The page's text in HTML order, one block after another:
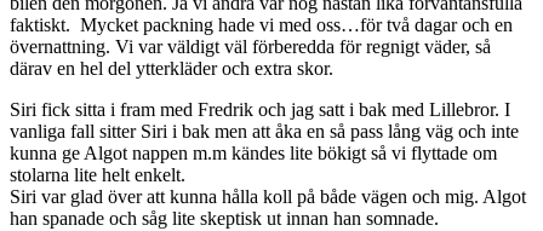
faktiskt. Mycket packning hade vi med oss…för två dagar och en
övernattning. Vi var väldigt väl förberedda för regnigt väder, så
därav en hel del ytterkläder och extra skor.
Siri fick sitta i fram med Fredrik och jag satt i bak med Lillebror. I
vanliga fall sitter Siri i bak men att åka en så pass lång väg och inte
kunna ge Algot nappen m.m kändes lite bökigt så vi flyttade om
stolarna lite helt enkelt.
Siri var glad över att kunna hålla koll på både vägen och mig. Algot
han spanade och såg lite skeptisk ut innan han somnade.